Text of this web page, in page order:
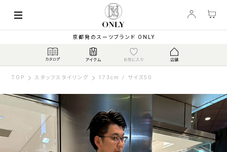
京都発のスーツブランド ONLY
TOP スタッフスタイリング 173cm / サイズ50